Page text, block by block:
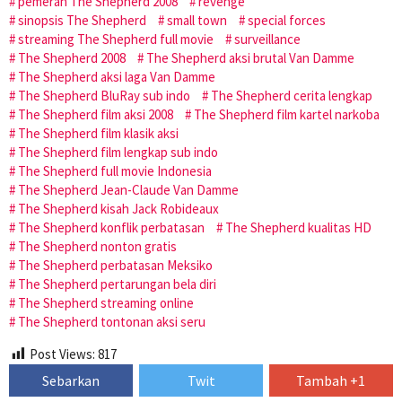
sinopsis The Shepherd
small town
special forces
streaming The Shepherd full movie
surveillance
The Shepherd 2008
The Shepherd aksi brutal Van Damme
The Shepherd aksi laga Van Damme
The Shepherd BluRay sub indo
The Shepherd cerita lengkap
The Shepherd film aksi 2008
The Shepherd film kartel narkoba
The Shepherd film klasik aksi
The Shepherd film lengkap sub indo
The Shepherd full movie Indonesia
The Shepherd Jean-Claude Van Damme
The Shepherd kisah Jack Robideaux
The Shepherd konflik perbatasan
The Shepherd kualitas HD
The Shepherd nonton gratis
The Shepherd perbatasan Meksiko
The Shepherd pertarungan bela diri
The Shepherd streaming online
The Shepherd tontonan aksi seru
Post Views: 817
Sebarkan Twit
Tambah +1